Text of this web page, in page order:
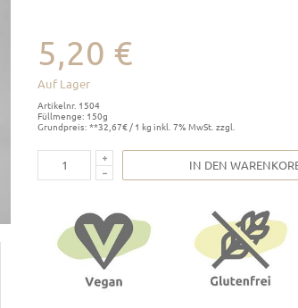
5,20 €
Auf Lager
Artikelnr. 1504
Füllmenge: 150g
Grundpreis: **32,67€ / 1 kg inkl. 7% MwSt. zzgl.
IN DEN